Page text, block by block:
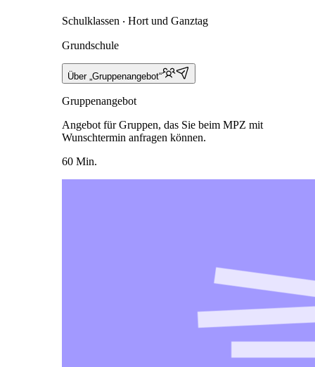
Schulklassen ‧ Hort und Ganztag
Grundschule
Über „Gruppenangebot“
Gruppenangebot
Angebot für Gruppen, das Sie beim MPZ mit
Wunschtermin anfragen können.
60 Min.